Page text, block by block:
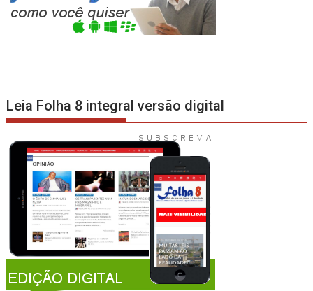
Leia Folha 8 integral versão digital